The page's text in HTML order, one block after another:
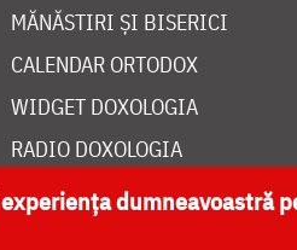
MĂNĂSTIRI ȘI BISERICI
CALENDAR ORTODOX
WIDGET DOXOLOGIA
RADIO DOXOLOGIA
dumneavoastră